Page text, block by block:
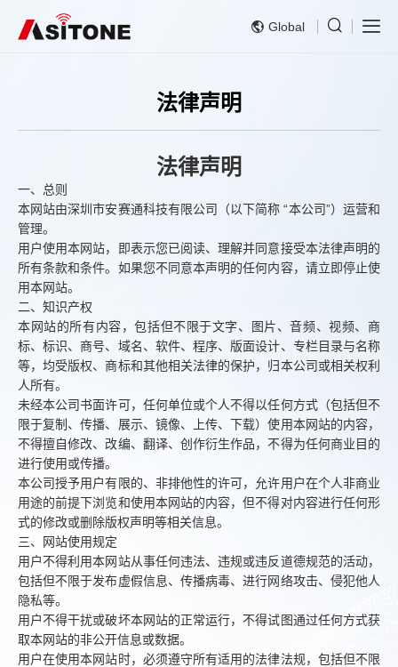
Global
法律声明
法律声明
一、总则
本网站由深圳市安赛通科技有限公司（以下简称 “本公司”）运营和
管理。
用户使用本网站，即表示您已阅读、理解并同意接受本法律声明的
所有条款和条件。如果您不同意本声明的任何内容，请立即停止使
用本网站。
二、知识产权
本网站的所有内容，包括但不限于文字、图片、音频、视频、商
标、标识、商号、域名、软件、程序、版面设计、专栏目录与名称
等，均受版权、商标和其他相关法律的保护，归本公司或相关权利
人所有。
未经本公司书面许可，任何单位或个人不得以任何方式（包括但不
限于复制、传播、展示、镜像、上传、下载）使用本网站的内容，
不得擅自修改、改编、翻译、创作衍生作品，不得为任何商业目的
进行使用或传播。
本公司授予用户有限的、非排他性的许可，允许用户在个人非商业
用途的前提下浏览和使用本网站的内容，但不得对内容进行任何形
式的修改或删除版权声明等相关信息。
三、网站使用规定
用户不得利用本网站从事任何违法、违规或违反道德规范的活动，
包括但不限于发布虚假信息、传播病毒、进行网络攻击、侵犯他人
隐私等。
用户不得干扰或破坏本网站的正常运行，不得试图通过任何方式获
取本网站的非公开信息或数据。
用户在使用本网站时，必须遵守所有适用的法律法规，包括但不限